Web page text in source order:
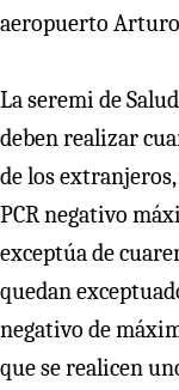
aeropuerto
La seremi de
deben realizar
de los
PCR negativo
exceptúa de
quedan
negativo de
que se realicen